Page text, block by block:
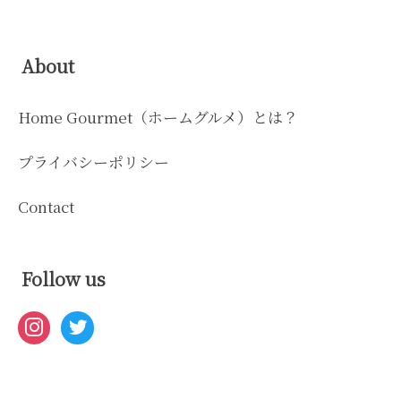
About
Home Gourmet（ホームグルメ）とは？
プライバシーポリシー
Contact
Follow us
instagram
twitter